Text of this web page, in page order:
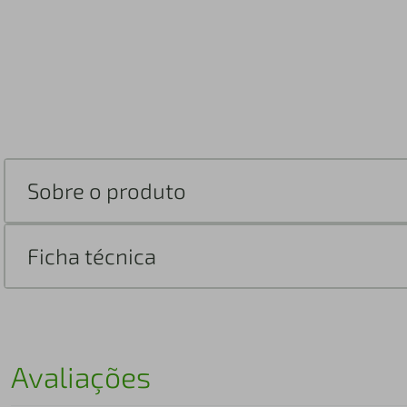
Sobre o produto
Ficha técnica
Avaliações